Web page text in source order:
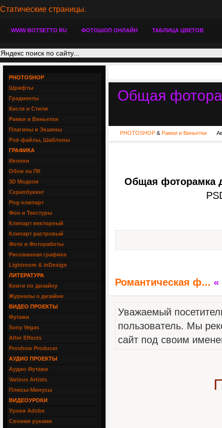
Статические страницы.
WWW BOTSETTO RU ФОТОШОП ОНЛАЙН ТАБЛИЦА ЦВЕТОВ
Общая
PHOTOSHOP & Рамки и Виньетки
Общая фоторамка
Романтическая ф...
Уважаемый
пользователь. Мы
сайт под своим
PHOTOSHOP
Шрифты
Градиенты
Кисти и Стили
Рамки и Виньетки
Плагины и Экшены
Psd-файлы, Шаблоны
ГРАФИКА
Иконки
Обои на ПК
3D Модели
Скрапбукинг
Png-клипарт
Фон и Текстуры
Клипарт векторный
Клипарт растровый
Фото и Фотоработы
Рисованная графика
Lightroom & inDesign
ЛИТЕРАТУРА
Книги по дизайну
Журналы о дизайне
ВИДЕО ПРОЕКТЫ
Футажи
Sony Vegas
After Effects
Proshow Producer
АУДИО ПРОЕКТЫ
Аудио Футажи
Various Artists
Плюсы-Минусы
ВИДЕОУРОКИ
Уроки Adobe
Своими руками